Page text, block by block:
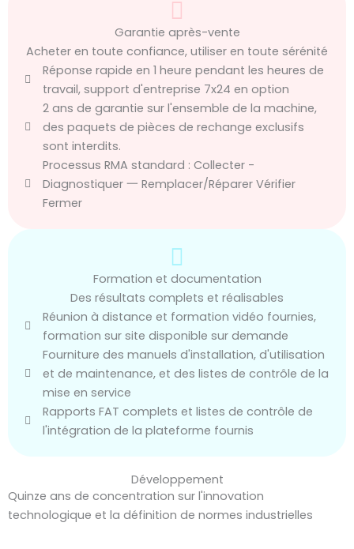
Garantie après-vente
Acheter en toute confiance, utiliser en toute sérénité
Réponse rapide en 1 heure pendant les heures de
travail, support d'entreprise 7x24 en option
2 ans de garantie sur l'ensemble de la machine,
des paquets de pièces de rechange exclusifs
sont interdits.
Processus RMA standard : Collecter -
Diagnostiquer 一 Remplacer/Réparer Vérifier
Fermer
Formation et documentation
Des résultats complets et réalisables
Réunion à distance et formation vidéo fournies,
formation sur site disponible sur demande
Fourniture des manuels d'installation, d'utilisation
et de maintenance, et des listes de contrôle de la
mise en service
Rapports FAT complets et listes de contrôle de
l'intégration de la plateforme fournis
Développement
Quinze ans de concentration sur l'innovation
technologique et la définition de normes industrielles